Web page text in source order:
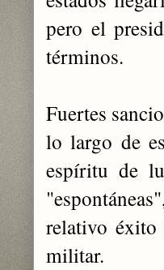
pero el
términos.
Fuertes
lo largo de
espíritu de
relativo éxito
militar.